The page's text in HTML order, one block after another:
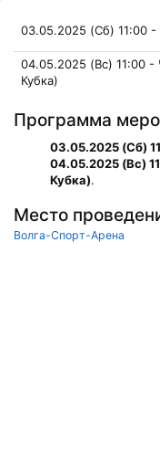
03.05.2025 (Сб) 11:00
04.05.2025 (Вс) 11:00 -
Кубка)
Программа
03.05.2025 (Сб)
04.05.2025 (Вс)
Кубка).
Место
Волга-Спорт-Арена